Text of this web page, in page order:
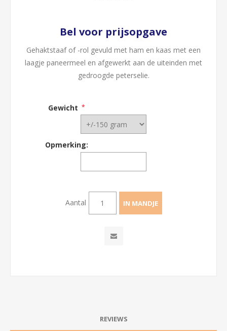
Bel voor prijsopgave
Gehaktstaaf of -rol gevuld met ham en kaas met een
laagje paneermeel en afgewerkt aan de uiteinden met
gedroogde peterselie.
Gewicht *
Opmerking:
Aantal
REVIEWS